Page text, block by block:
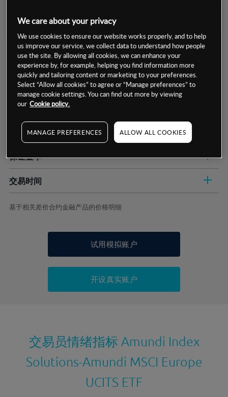
数据来源：基于CMC Markets以往的表现, 无法保证将来的结果。
交易明细
最小数额
-
1级保证金率
持仓成本-买入
保证金率
层级
交易时间
日 交易时间
显示的交易时间是新加坡当地时间
基于相关差价合约金融产品的价格明细
试用模拟账户
开设真实账户
交易员情绪指标 Amundi Index
Solutions-Amundi MSCI Europe
UCITS ETF
We care about your privacy
We use cookies to ensure our website works properly, and to help
us improve our service, we collect data to understand how people
use the site. By allowing all cookies, we can enhance your
experience by, for example, helping you find information more
quickly and tailoring content or marketing to your preferences.
Select “Allow all cookies” to agree or “Manage preferences” to
manage cookie settings. You can find out more by viewing
our Cookie policy.
MANAGE PREFERENCES ALLOW ALL COOKIES